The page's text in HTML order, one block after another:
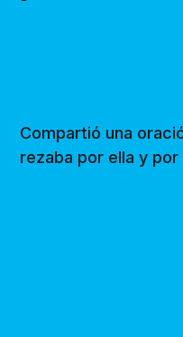
Compartió una
rezaba por ella y por